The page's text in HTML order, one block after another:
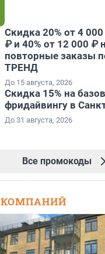
Скидка 20% от 4
₽ и 40% от 12 000 ₽
повторные заказы
ТРЕНД
До 15 августа, 2026
Скидка 15% на
фридайвингу в
До 31 августа, 2026
Все промокоды